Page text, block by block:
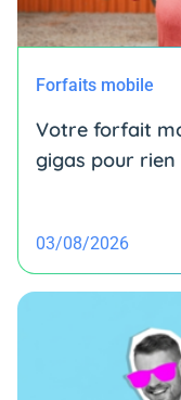
Forfaits mobile
Votre forfait
gigas pour rien
03/08/2026